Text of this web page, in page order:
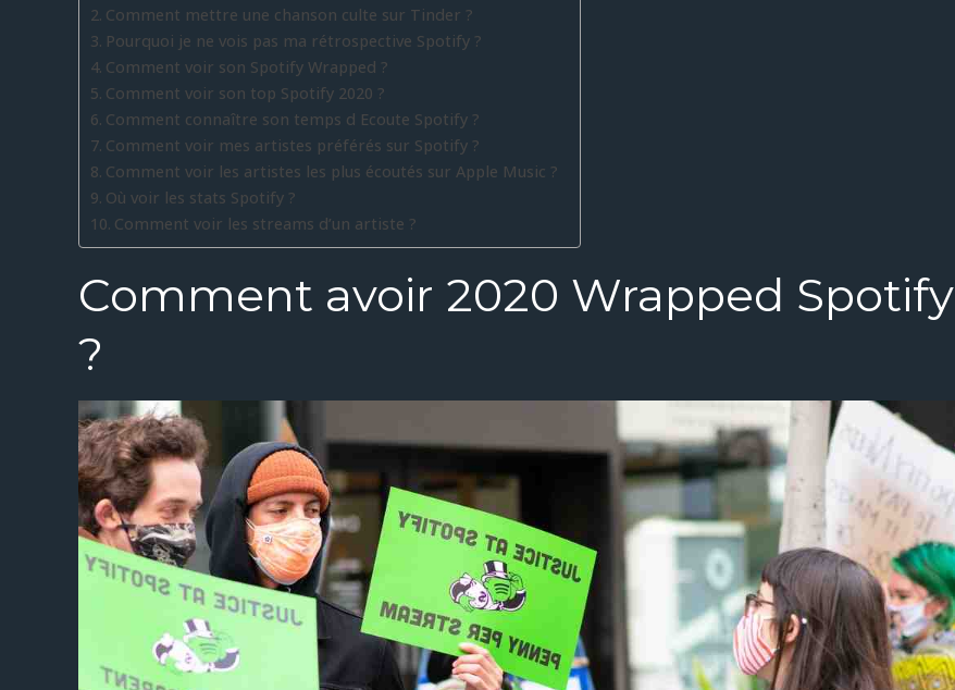
Comment mettre une chanson culte sur Tinder ?
Pourquoi je ne vois pas ma rétrospective Spotify ?
Comment voir son Spotify Wrapped ?
Comment voir son top Spotify 2020 ?
Comment connaître son temps d Ecoute Spotify ?
Comment voir mes artistes préférés sur Spotify ?
Comment voir les artistes les plus écoutés sur Apple Music ?
Où voir les stats Spotify ?
Comment voir les streams d’un artiste ?
Comment avoir 2020 Wrapped Spotify
?